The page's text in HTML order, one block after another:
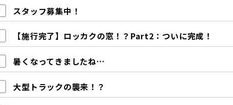
スタッフ募集中！
【施行完了】ロッカクの窓！？Part2：ついに完成！
暑くなってきましたね…
大型トラックの襲来！？